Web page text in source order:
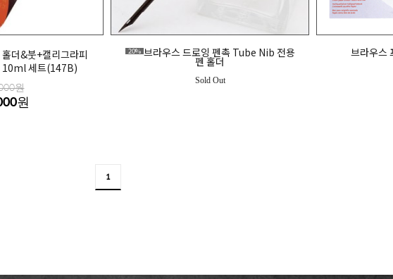
더&붓+캘리그라피
10ml 세트(147B)
원
원
20% 브라우스 드로잉 펜촉 Tube Nib 전용
펜 홀더
Sold Out
브라우스
1